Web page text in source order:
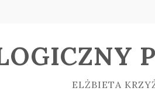
ELŻBIETA